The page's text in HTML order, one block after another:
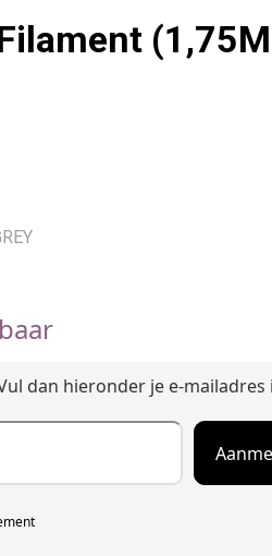
dan hieronder je e-mailadres